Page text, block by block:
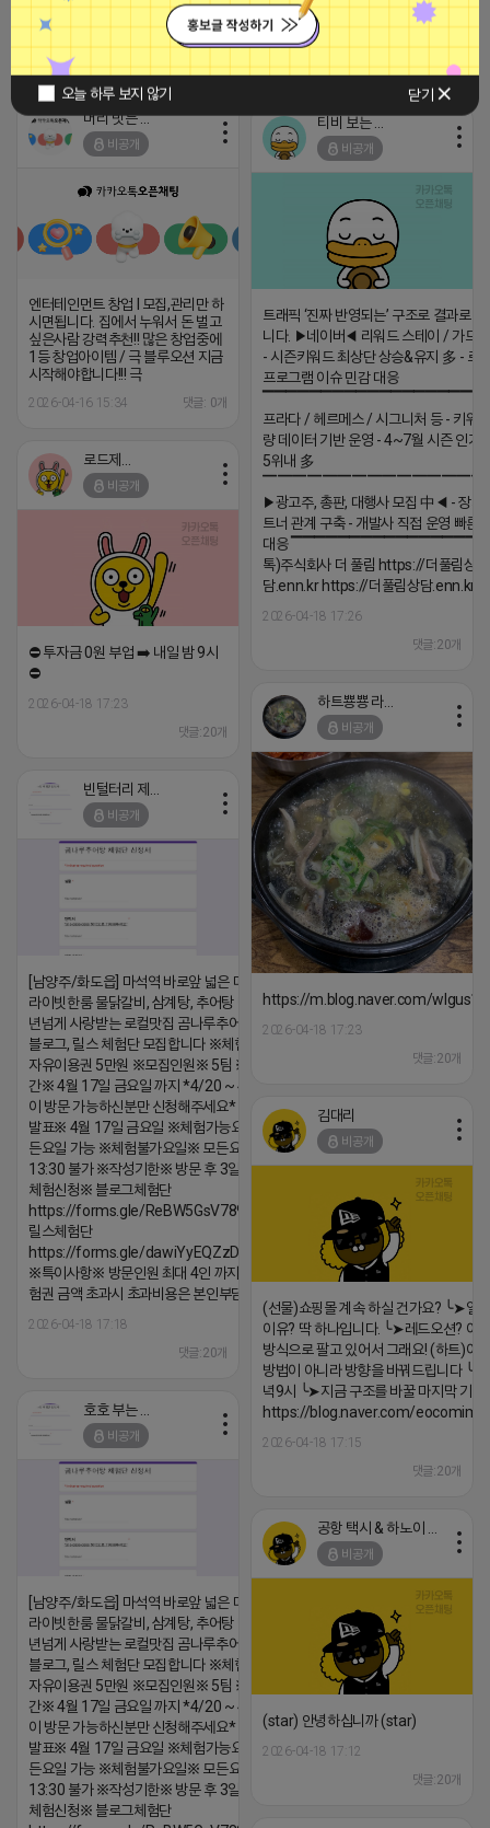
오늘 하루 보지 않기 닫기
[아이피몬스터] 전국 최저가 마케팅
용 KT아이피서비스!!
2023-09-06 14:23:39 2026-04-17 09:52 댓글: 0개
머리 빗는 네오
비공개
엔터테인먼트 창업 l 모집,관리만 하
시면됩니다. 집에서 누워서 돈 벌고
싶은사람 강력추천!! 많은 창업중에
1등 창업아이템 / 극 블루오션 지금
시작해야합니다!!! 극
2026-04-16 15:34 댓글: 0개
비공개
트래픽 ‘진짜 반영되는’ 구조로 결과로
니다. ▶네이버◀ 리워드 스테이 / 가드 /
- 시즌키워드 최상단 상승&유지 多 - 로
프로그램 이슈 민감 대응
▔▔▔▔▔▔▔▔▔▔▔▔▔▔▔▔▔▔ ▶
프라다 / 헤르메스 / 시그니처 등 - 키워
량 데이터 기반 운영 - 4~7월 시즌 인기
5위내 多
▶광고주, 총판, 대행사 모집 中◀ - 장기
트너 관계 구축 - 개발사 직접 운영 빠른
대응
톡)주식회사 더 풀림 https://더풀림상
담.enn.kr https://더풀림상담.enn.kr
2026-04-18 17:26
댓글:20개
비공개
⛔️ 투자금 0원 부업 ➡️ 내일 밤 9시
⛔️
2026-04-18 17:23
댓글:20개
하트뿅뿅 라이언
비공개
https://m.blog.naver.com/
2026-04-18 17:23
댓글:20개
비공개
[남양주/화도읍] 마석역 바로앞 넓은 매장과, 프
라이빗한룸 물닭갈비, 삼계탕, 추어탕 맛집 10
년넘게 사랑받는 로컬맛집 곰나루추어탕에서
블로그, 릴스 체험단 모집합니다 ※체험메뉴※
자유이용권 5만원 ※모집인원※ 5팀 ※모집기
간※ 4월 17일 금요일 까지 *4/20 ~ 4/26 사
이 방문 가능하신분만 신청해주세요* ※체험단
발표※ 4월 17일 금요일 ※체험가능요일※ 모
든요일 가능 ※체험불가요일※ 모든요일 12 ~
13:30 불가 ※작성기한※ 방문 후 3일 이내 ※
체험신청※ 블로그체험단
https://forms.gle/ReBW5GsV789ur2Pz6
릴스체험단
https://forms.gle/dawiYyEQZzDdqf8W8
※특이사항※ 방문인원 최대 4인 까지 가능 체
험권 금액 초과시 초과비용은 본인부담입니다.
2026-04-18 17:18
댓글:20개
김대리
비공개
(선물)쇼핑몰 계속 하실 건가요? ╰➤열
이유? 딱 하나입니다. ╰➤레드오션? 아
방식으로 팔고 있어서 그래요! (하트)이
방법이 아니라 방향을 바꿔드립니다
녁9시 ╰➤지금 구조를 바꿀 마지막 기회
https://blog.naver.com/eocomim/
2026-04-18 17:15
댓글:20개
비공개
[남양주/화도읍] 마석역 바로앞 넓은 매장과, 프
라이빗한룸 물닭갈비, 삼계탕, 추어탕 맛집 10
년넘게 사랑받는 로컬맛집 곰나루추어탕에서
블로그, 릴스 체험단 모집합니다 ※체험메뉴※
자유이용권 5만원 ※모집인원※ 5팀 ※모집기
간※ 4월 17일 금요일 까지 *4/20 ~ 4/26 사
이 방문 가능하신분만 신청해주세요* ※체험단
발표※ 4월 17일 금요일 ※체험가능요일※ 모
든요일 가능 ※체험불가요일※ 모든요일 12 ~
13:30 불가 ※작성기한※ 방문 후 3일 이내 ※
체험신청※ 블로그체험단
비공개
(star) 안녕하십니까 (star)
2026-04-18 17:12
댓글:20개